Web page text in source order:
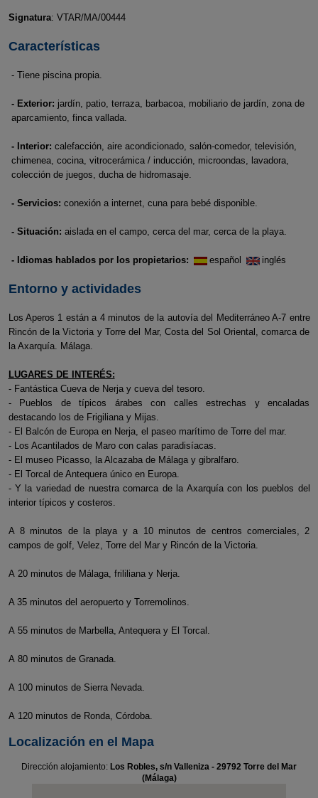
Signatura: VTAR/MA/00444
Características
- Tiene piscina propia.
- Exterior: jardín, patio, terraza, barbacoa, mobiliario de jardín, zona de
aparcamiento, finca vallada.
- Interior: calefacción, aire acondicionado, salón-comedor, televisión,
chimenea, cocina, vitrocerámica / inducción, microondas, lavadora,
colección de juegos, ducha de hidromasaje.
- Servicios: conexión a internet, cuna para bebé disponible.
- Situación: aislada en el campo, cerca del mar, cerca de la playa.
- Idiomas hablados por los propietarios: español inglés
Entorno y actividades
Los Aperos 1 están a 4 minutos de la autovía del Mediterráneo A-7 entre
Rincón de la Victoria y Torre del Mar, Costa del Sol Oriental, comarca de
la Axarquía. Málaga.
LUGARES DE INTERÉS:
- Fantástica Cueva de Nerja y cueva del tesoro.
- Pueblos de típicos árabes con calles estrechas y encaladas
destacando los de Frigiliana y Mijas.
- El Balcón de Europa en Nerja, el paseo marítimo de Torre del mar.
- Los Acantilados de Maro con calas paradisíacas.
- El museo Picasso, la Alcazaba de Málaga y gibralfaro.
- El Torcal de Antequera único en Europa.
- Y la variedad de nuestra comarca de la Axarquía con los pueblos del
interior típicos y costeros.
A 8 minutos de la playa y a 10 minutos de centros comerciales, 2
campos de golf, Velez, Torre del Mar y Rincón de la Victoria.
A 20 minutos de Málaga, frililiana y Nerja.
A 35 minutos del aeropuerto y Torremolinos.
A 55 minutos de Marbella, Antequera y El Torcal.
A 80 minutos de Granada.
A 100 minutos de Sierra Nevada.
A 120 minutos de Ronda, Córdoba.
Localización en el Mapa
Dirección alojamiento: Los Robles, s/n Valleniza - 29792 Torre del Mar
(Málaga)